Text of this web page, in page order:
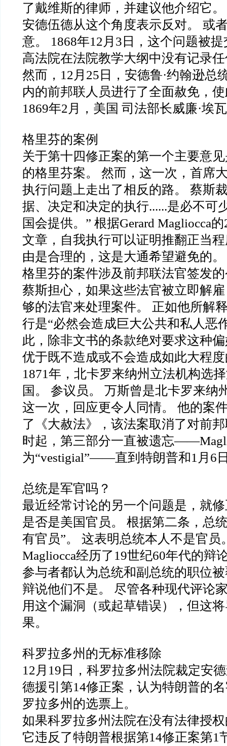
了戴维斯的律师，并建议他介绍它。
安德伍德从这个角度表示反对。 或
意。 1868年12月3日，这个问题被
高法院在法院教学大纲中没有记录
然而，12月25日，安德鲁·约翰逊总
内的前邦联人员进行了全面赦免，
1869年2月，美国 司法部长威廉·埃
格里芬的案例
关于第十四修正案的第一个主要意
的格里芬案。 然而，这一次，首席
执行问题上走出了相反的路。 蔡斯
据、决定和决定的执行......是必不可
国会提供。” 根据Gerard Magliocca
文章，自我执行可以证明推翻正当
由是合理的，这是大通希望避免的。
格里芬的案件涉及前邦联法官签发
蔡斯担心，如果这些法官被立即解
够的法官来处理案件。 正如他所解
行是“必然会造成巨大公共和私人恶
此，除非文书的条款绝对要求这种
优于既不造成或不会造成如此大程
1871年，北卡罗来纳州立法机构选
国。 参议员。 万斯曾是北卡罗来纳
这一次，回应更令人同情。 他的案
了《大赦法》，该法案取消了对前
时起，第三部分一直被遗忘
为“vestigial”——直到特朗普和1月6
总统是军官吗？
最近经常讨论的另一个问题是，就
是否是美国官员。 根据第二条，总
有官员”。 这表明总统本人不是官员
Magliocca经历了19世纪60年代的辩
参与者都认为总统和副总统的职位
辩说他们不是。 尽管各种现代评论
用这个漏洞（或起草错误），但这
果。
科罗拉多州的无标准移除
12月19日，科罗拉多州法院裁定安
德援引第14修正案，认为特朗普的
罗拉多州的选票上。
如果科罗拉多州法院在没有法律授
它违反了特朗普根据第14修正案第1